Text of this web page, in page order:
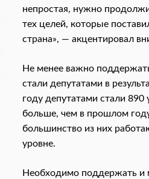
непростая, нужно
тех целей, которые
страна», — акцентировал
Не менее важно
стали депутатами в
году депутатами стали 890
больше, чем в прошлом
большинство из них
уровне.
Необходимо поддержать и